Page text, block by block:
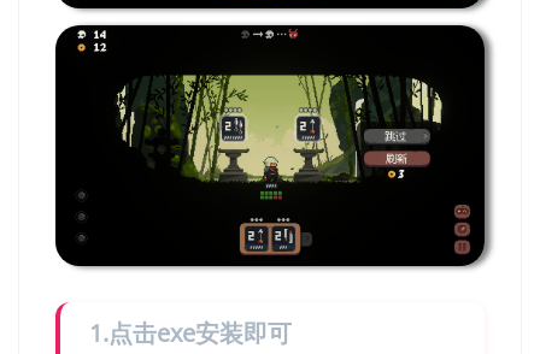
1.点击exe安装即可